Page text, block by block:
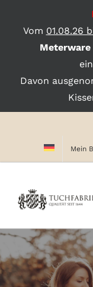
Vom 01.08.26
Davon
Mein